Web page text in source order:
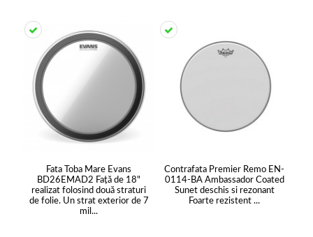
Fata Toba Mare Evans
BD26EMAD2 Faţă de 18"
realizat folosind două straturi
de folie. Un strat exterior de 7
mil...
Contrafata Premier Remo EN-
0114-BA Ambassador Coated
Sunet deschis si rezonant
Foarte rezistent ...